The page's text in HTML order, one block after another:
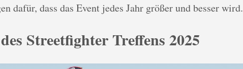
dafür, dass das Event jedes Jahr größer und besser wird.
Streetfighter Treffens 2025